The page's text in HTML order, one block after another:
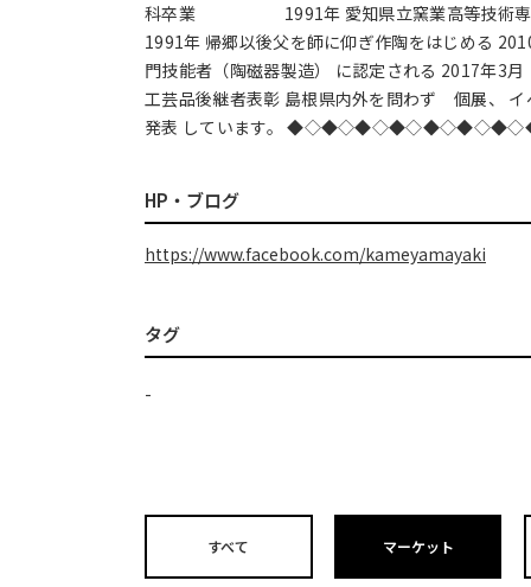
科卒業 1991年 愛知県立窯業高等技術専門
1991年 帰郷以後父を師に仰ぎ作陶をはじめる
門技能者（陶磁器製造） に認定される 2017年3
工芸品後継者表彰 島根県内外を問わず 個展、 イ
発表 しています。
HP・ブログ
https://www.facebook.com/kameyamayaki
タグ
-
すべて マーケット